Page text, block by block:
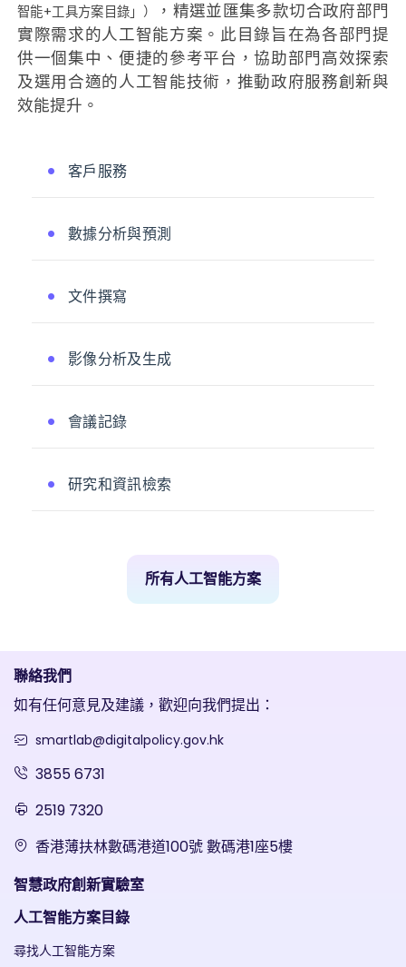
智能+工具方案目錄」）
，精選並匯集多款切合政府部門
實際需求的人工智能方案。此目錄旨在為各部門提
供一個集中、便捷的參考平台，協助部門高效探索
及選用合適的人工智能技術，推動政府服務創新與
效能提升。
客戶服務
數據分析與預測
文件撰寫
影像分析及生成
會議記錄
研究和資訊檢索
所有人工智能方案
聯絡我們
如有任何意見及建議，歡迎向我們提出：
smartlab@digitalpolicy.gov.hk
3855 6731
2519 7320
香港薄扶林數碼港道100號 數碼港1座5樓
智慧政府創新實驗室
人工智能方案目錄
尋找人工智能方案